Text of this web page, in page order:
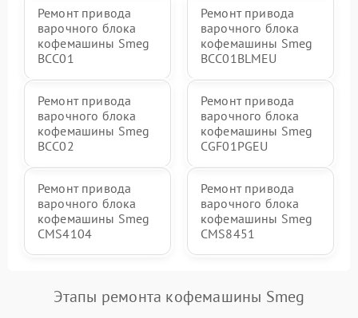
Ремонт привода
варочного блока
кофемашины Smeg
BCC01
Ремонт привода
варочного блока
кофемашины Smeg
BCC01BLMEU
Ремонт привода
варочного блока
кофемашины Smeg
BCC02
Ремонт привода
варочного блока
кофемашины Smeg
CGF01PGEU
Ремонт привода
варочного блока
кофемашины Smeg
CMS4104
Ремонт привода
варочного блока
кофемашины Smeg
CMS8451
Этапы ремонта кофемашины Smeg